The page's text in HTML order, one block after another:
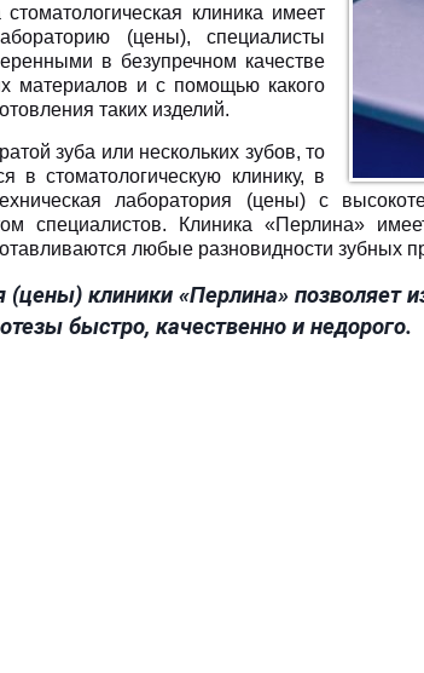
клиника имеет
(цены), специалисты
в безупречном качестве
материалов и с помощью какого
таких изделий.
зуба или нескольких зубов, то
в стоматологическую клинику, в
лаборатория (цены) с
специалистов. Клиника «Перлина»
любые разновидности зубных
(цены) клиники «Перлина» позволяет
быстро, качественно и недорого.